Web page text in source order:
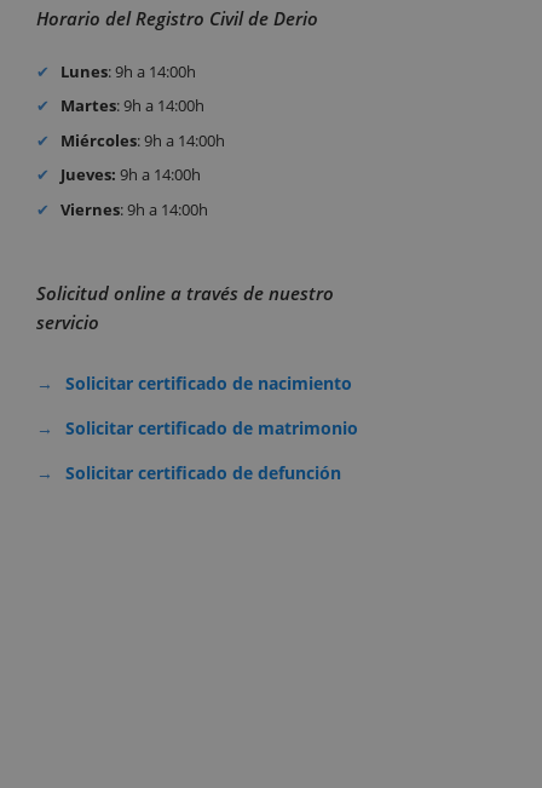
Horario del Registro Civil de Derio
Lunes: 9h a 14:00h
Martes: 9h a 14:00h
Miércoles: 9h a 14:00h
Jueves: 9h a 14:00h
Viernes: 9h a 14:00h
Solicitud online a través de nuestro
servicio
Solicitar certificado de nacimiento
Solicitar certificado de matrimonio
Solicitar certificado de defunción